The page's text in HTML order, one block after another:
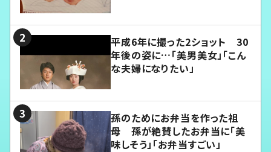
平成6年に撮った2ショット 30
年後の姿に…「美男美女」「こん
な夫婦になりたい」
孫のためにお弁当を作った祖
母 孫が絶賛したお弁当に「美
味しそう」「お弁当すごい」